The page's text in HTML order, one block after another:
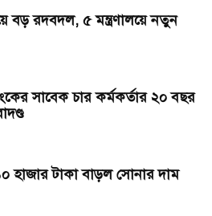
বড় রদবদল, ৫ মন্ত্রণালয়ে নতুন
সাবেক চার কর্মকর্তার ২০ বছর
হাজার টাকা বাড়ল সোনার দাম